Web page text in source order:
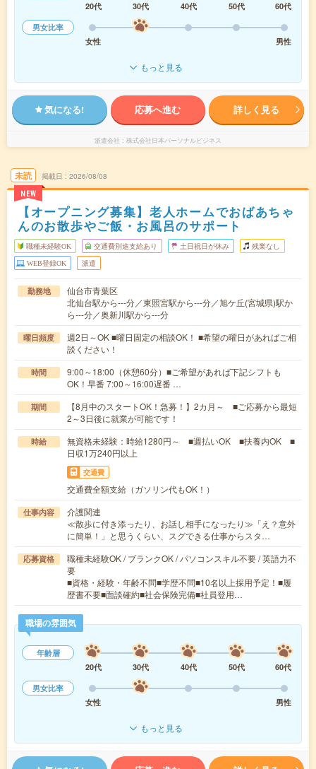
20代
30代 40代 50代
60代
男女比率
女性
男性
もっと見る
気になる! 応募へ進む 詳しく見る
派遣会社 株式会社日本パーソナルビジネス
未読
NEW
掲載日 2026/08/08
【オープニング募集】老人ホームでおばあちゃ
んのお散歩やご飯・お風呂のサポート
職種未経験OK 交通費別途支給あり 土日祝日が休み 残業なし
WEB登録OK 派遣
勤務地
仙台市青葉区
北仙台駅から---分／東照宮駅から---分／旭ケ丘(宮城県)駅か
ら---分／奥新川駅から---分
曜日頻度
週2日～OK ■曜日固定の相談OK！ ■希望の曜日があればご相
談ください！
時間
9:00～18:00（休憩60分）■ご希望があれば下記シフトも
OK！早番 7:00～16:00遅番 …
期間
【8月中のスタートOK！急募！】2カ月～ ■ご応募から最短
2～3日後に就業が可能です！
時給
無資格未経験：時給1280円～ ■週払いOK ■扶養内OK ■
日収1万240円以上
交通費
交通費全額支給（ガソリン代もOK！）
仕事内容
介護関連
≪散歩に付き添ったり、お話し相手になったり≫「え？意外
に簡単！」と思うくらい、スグできる仕事からスタ…
応募資格
職種未経験OK / ブランクOK / パソコンスキル不要 / 英語力不
要
■資格・経験・年齢不問■学歴不問■10名以上採用予定！■履
歴書不要■面談確約■社会保険完備■社員登用…
職場の雰囲気
年齢層
20代
30代 40代 50代
60代
男女比率
女性
男性
もっと見る